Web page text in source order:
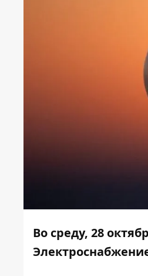
Во среду, 28